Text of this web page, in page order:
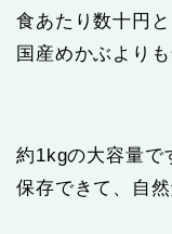
食あたり数十円
国産めかぶより
約1kgの大容量で
保存できて、自